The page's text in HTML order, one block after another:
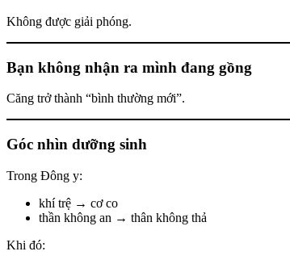
Không được giải phóng.
Bạn không nhận ra mình đang gồng
Căng trở thành “bình thường mới”.
Góc nhìn dưỡng sinh
Trong Đông y:
khí trệ → cơ co
thần không an → thân không thả
Khi đó: